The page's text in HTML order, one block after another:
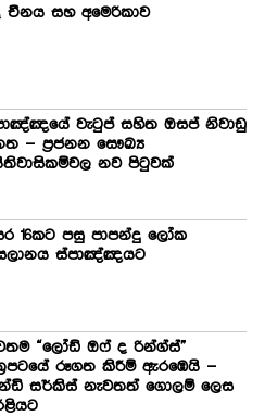
චීනය සහ අමෙරිකාව
වැටුප් සහිත ඔසප් නිවාඩු
– ප්‍රජනන සෞඛ්‍ය
නව පිටුවක්
16කට පසු පාපන්දු ලෝක
ස්පාඤ්ඤයට
“ලෝඩ් ඔෆ් ද රින්ග්ස්”
රූගත කිරීම් ඇරඹෙයි –
සර්කිස් නැවතත් ගොලම් ලෙස